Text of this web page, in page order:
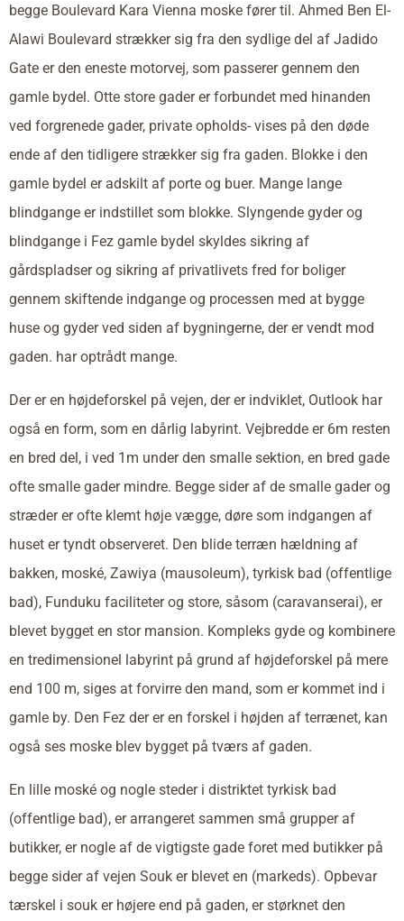
begge Boulevard Kara Vienna moske fører til. Ahmed Ben El-
Alawi Boulevard strækker sig fra den sydlige del af Jadido
Gate er den eneste motorvej, som passerer gennem den
gamle bydel. Otte store gader er forbundet med hinanden
ved forgrenede gader, private opholds- vises på den døde
ende af den tidligere strækker sig fra gaden. Blokke i den
gamle bydel er adskilt af porte og buer. Mange lange
blindgange er indstillet som blokke. Slyngende gyder og
blindgange i Fez gamle bydel skyldes sikring af
gårdspladser og sikring af privatlivets fred for boliger
gennem skiftende indgange og processen med at bygge
huse og gyder ved siden af bygningerne, der er vendt mod
gaden. har optrådt mange.
Der er en højdeforskel på vejen, der er indviklet, Outlook har
også en form, som en dårlig labyrint. Vejbredde er 6m resten
en bred del, i ved 1m under den smalle sektion, en bred gade
ofte smalle gader mindre. Begge sider af de smalle gader og
stræder er ofte klemt høje vægge, døre som indgangen af
huset er tyndt observeret. Den blide terræn hældning af
bakken, moské, Zawiya (mausoleum), tyrkisk bad (offentlige
bad), Funduku faciliteter og store, såsom (caravanserai), er
blevet bygget en stor mansion. Kompleks gyde og kombinere
en tredimensionel labyrint på grund af højdeforskel på mere
end 100 m, siges at forvirre den mand, som er kommet ind i
gamle by. Den Fez der er en forskel i højden af terrænet, kan
også ses moske blev bygget på tværs af gaden.
En lille moské og nogle steder i distriktet tyrkisk bad
(offentlige bad), er arrangeret sammen små grupper af
butikker, er nogle af de vigtigste gade foret med butikker på
begge sider af vejen Souk er blevet en (markeds). Opbevar
tærskel i souk er højere end på gaden, er størknet den